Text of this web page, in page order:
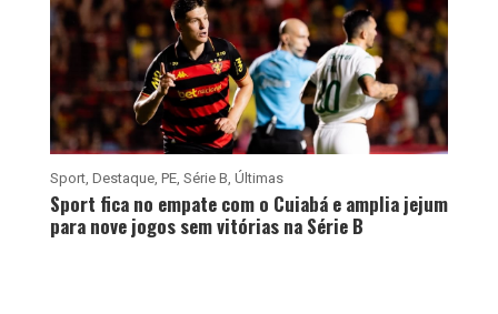
Sport, Destaque, PE, Série B, Últimas
Sport fica no empate com o Cuiabá e amplia jejum
para nove jogos sem vitórias na Série B